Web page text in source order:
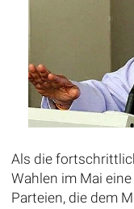
Als die
Wahlen im Mai
Parteien, die dem